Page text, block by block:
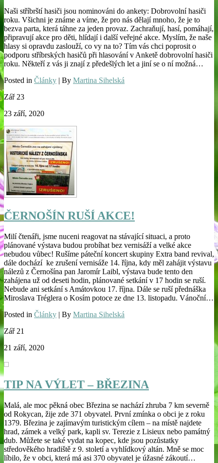
Naši stříbrští hasiči jsou nominováni do ankety: Dobrovolní hasiči
roku. Všichni je známe a víme, že pro nás dělají mnoho, že je to
bezva parta, která táhne za jeden provaz. Zachraňují, hasí, pomáhají,
připravují akce pro děti, hlídají i další veřejné akce. Myslím, že naše
hlasy si opravdu zaslouží, co vy na to? Tím vás chci poprosit o
podporu stříbrských hasičů při hlasování v Anketě dobrovolní hasiči
roku. Někteří z vás ji znají z předešlých let a jiní se o ní možná…
Posted in Články | By Martina Sihelská
Zář 23
23 září, 2020
ČERNOŠÍN RUŠÍ AKCE!
Milí čtenáři, jsme nuceni reagovat na stávající situaci, a proto
plánované výstava budou probíhat bez vernisáží a velké akce
nebudou vůbec! Rušíme páteční koncert skupiny Extra band revival,
dále dochází ke zrušení vernisáže 14. října, kdy měl zahájit výstavu
nálezů z Černošína pan Jaromír Laibl, výstava bude tento den
zahájena už od deseti hodin, plánované setkání v 17 hodin se ruší.
Nebude ani setkání s Amátovkou 17. října. Dále se ruší přednáška
Miroslava Tréglera o Kosím potoce ze dne 13. listopadu. Vánoční…
Posted in Články | By Martina Sihelská
Zář 21
21 září, 2020
TIP NA VÝLET – BŘEZINA
Malá, ale moc pěkná obec Březina se nachází zhruba 7 km severně
od Rokycan, žije zde 371 obyvatel. První zmínka o obci je z roku
1379. Březina je zajímavým turistickým cílem – na místě najdete
hrad, zámek a velký park, kapli sv. Terezie z Lisieux nebo památný
dub. Můžete se také vydat na kopec, kde jsou pozůstatky
středověkého hradiště z 9. století a vyhlídkový altán. Mně se moc
líbilo, že v obci, která má asi 370 obyvatel je úžasné zákoutí…